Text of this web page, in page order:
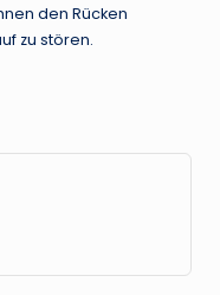
den Rücken
zu stören.